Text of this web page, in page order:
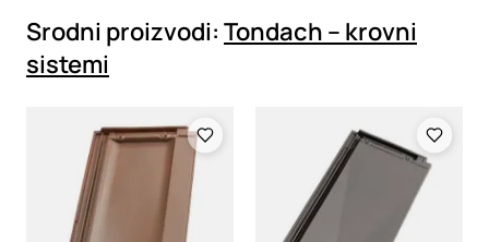
Srodni proizvodi: Tondach – krovni
sistemi